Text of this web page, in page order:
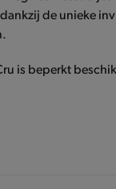
de unieke
is beperkt